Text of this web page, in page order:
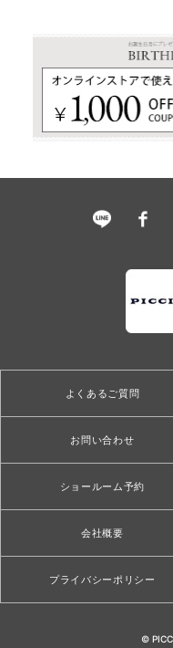
よくあるご質問
お問い合わせ
ショールーム予約
会社概要
プライバシーポリシー
©